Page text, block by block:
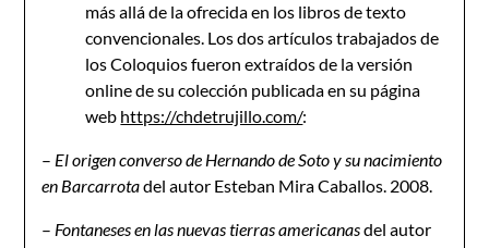
más allá de la ofrecida en los libros de texto
convencionales. Los dos artículos trabajados de
los Coloquios fueron extraídos de la versión
online de su colección publicada en su página
web https://chdetrujillo.com/:
– El origen converso de Hernando de Soto y su nacimiento
en Barcarrotadel autor Esteban Mira Caballos. 2008.
– Fontaneses en las nuevas tierras americanasdel autor